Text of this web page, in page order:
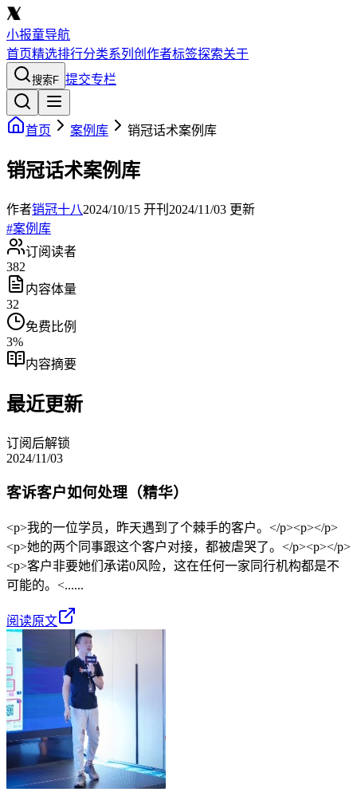
小报童导航
首页精选排行分类系列 创作者标签探索关于
搜索F 提交专栏
首页 案例库 销冠话术案例库
销冠话术案例库
作者销冠十八2024/10/15 开刊 2024/11/03 更新
#案例库
订阅读者
382
内容体量
32
免费比例
3%
内容摘要
最近更新
订阅后解锁
2024/11/03
客诉客户如何处理（精华）
<p>我的一位学员，昨天遇到了个棘手的客户。</p><p></p>
<p>她的两个同事跟这个客户对接，都被虐哭了。</p><p></p>
<p>客户非要她们承诺0风险，这在任何一家同行机构都是不
可能的。<......
阅读原文